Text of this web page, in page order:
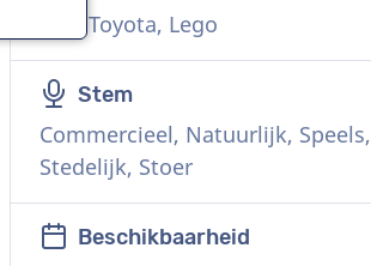
ATT, Toyota, Lego
Stem
Commercieel, Natuurlijk, Speels,
Stedelijk, Stoer
Beschikbaarheid